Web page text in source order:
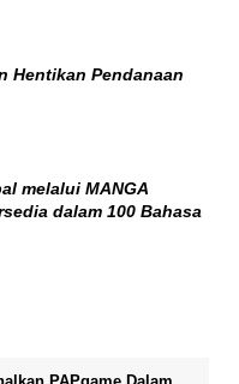
Hentikan Pendanaan
melalui MANGA
dalam 100 Bahasa